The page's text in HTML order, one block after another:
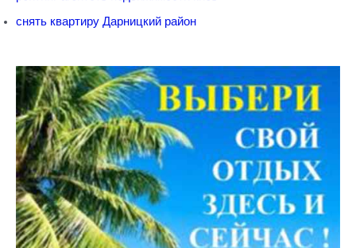
снять квартиру Дарницкий район